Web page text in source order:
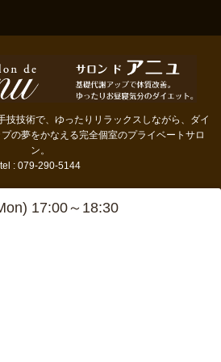
技技術で、ゆったりリラックスしながら、ダイ
の夢をかなえる完全個室のプライベートサロ
ン。
tel : 079-290-5144
17:00～18:30